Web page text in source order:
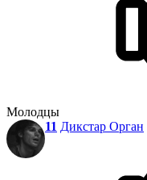
Молодцы
11 Дикстар Орган